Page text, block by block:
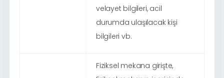
velayet bilgileri, acil
durumda ulaşılacak kişi
bilgileri vb.
Fiziksel mekana girişte,